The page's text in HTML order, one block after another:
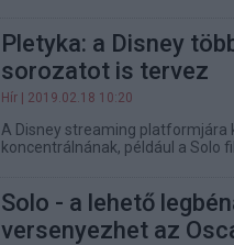
Pletyka: a Disney
sorozatot is tervez
Hír | 2019.02.18 10:20
A Disney streaming platformjára
koncentrálnának, például a Solo
Solo - a lehető
versenyezhet az